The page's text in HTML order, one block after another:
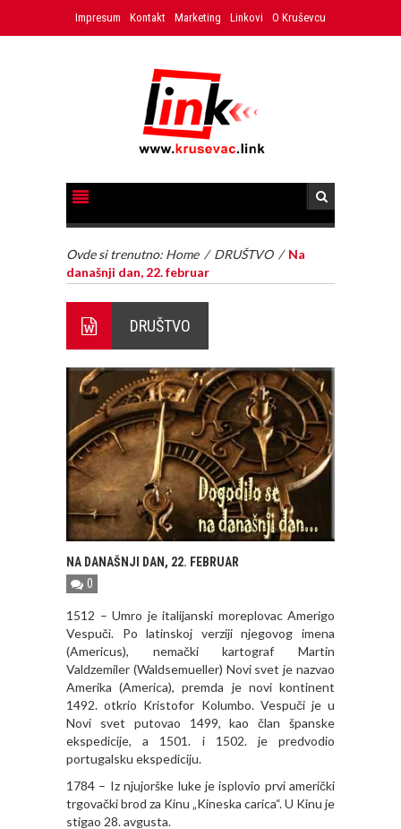
Impresum Kontakt Marketing Linkovi O Kruševcu
Ovde si trenutno: Home / DRUŠTVO / Na
današnji dan, 22. februar
DRUŠTVO
NA DANAŠNJI DAN, 22. FEBRUAR
0
1512 – Umro je italijanski moreplovac Amerigo
Vespuči. Po latinskoj verziji njegovog imena
(Americus), nemački kartograf Martin
Valdzemiler (Waldsemueller) Novi svet je nazvao
Amerika (America), premda je novi kontinent
1492. otkrio Kristofor Kolumbo. Vespuči je u
Novi svet putovao 1499, kao član španske
ekspedicije, a 1501. i 1502. je predvodio
portugalsku ekspediciju.
1784 – Iz njujorške luke je isplovio prvi američki
trgovački brod za Kinu „Kineska carica“. U Kinu je
stigao 28. avgusta.